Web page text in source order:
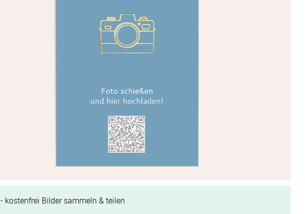
- kostenfrei Bilder sammeln & teilen